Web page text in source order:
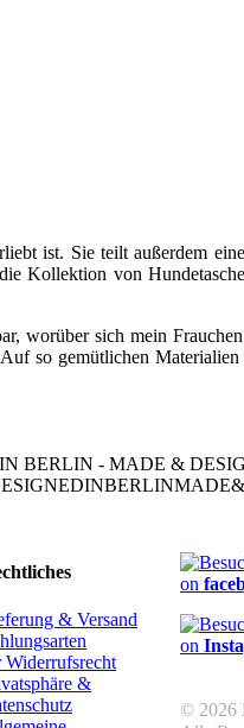
ist. Sie teilt außerdem
Kollektion von
worüber sich mein
so gemütlichen
BERLIN - MADE &
& Versand
Widerrufsrecht
&
on
on
© 2026